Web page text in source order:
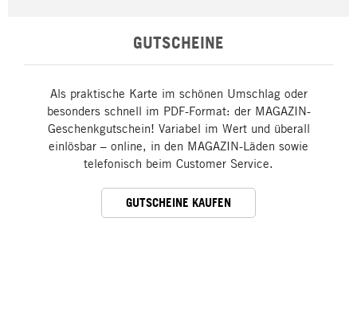
GUTSCHEINE
Als praktische Karte im schönen Umschlag oder
besonders schnell im PDF-Format: der MAGAZIN-
Geschenkgutschein! Variabel im Wert und überall
einlösbar – online, in den MAGAZIN-Läden sowie
telefonisch beim Customer Service.
GUTSCHEINE KAUFEN